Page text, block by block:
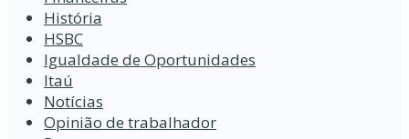
História
HSBC
Igualdade de Oportunidades
Itaú
Notícias
Opinião de trabalhador